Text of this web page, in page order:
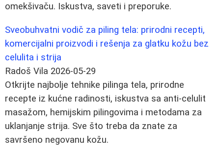
omekšivaču. Iskustva, saveti i preporuke.
Sveobuhvatni vodič za piling tela: prirodni recepti,
komercijalni proizvodi i rešenja za glatku kožu bez
celulita i strija
Radoš Vila 2026-05-29
Otkrijte najbolje tehnike pilinga tela, prirodne
recepte iz kućne radinosti, iskustva sa anti-celulit
masažom, hemijskim pilingovima i metodama za
uklanjanje strija. Sve što treba da znate za
savršeno negovanu kožu.